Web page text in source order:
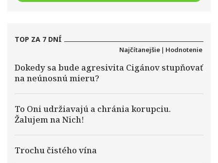
TOP ZA 7 DNÍ
Najčítanejšie | Hodnotenie
Dokedy sa bude agresivita Cigánov stupňovať
na neúnosnú mieru?
To Oni udržiavajú a chránia korupciu.
Žalujem na Nich!
Trochu čistého vína